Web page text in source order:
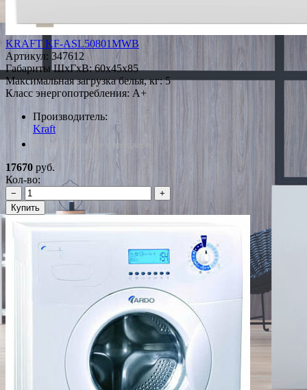
KRAFT KF-ASL50801MWB
Артикул: 347612
Габариты ШxГxВ: 60x45x85
Максимальная загрузка белья, кг: 5
Класс энергопотребления: A+
Производитель:
Kraft
*Наличие уточняйте у менеджера
17670 руб.
Кол-во:
−
+
Купить